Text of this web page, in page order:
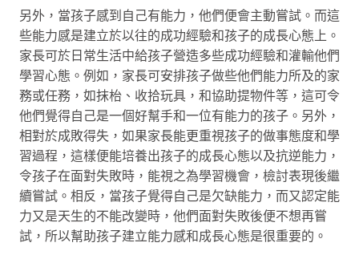
另外，當孩子感到自己有能力，他們便會主動嘗試。而這
些能力感是建立於以往的成功經驗和孩子的成長心態上。
家長可於日常生活中給孩子營造多些成功經驗和灌輸他們
學習心態。例如，家長可安排孩子做些他們能力所及的家
務或任務，如抹枱、收拾玩具，和協助提物件等，這可令
他們覺得自己是一個好幫手和一位有能力的孩子。另外，
相對於成敗得失，如果家長能更重視孩子的做事態度和學
習過程，這樣便能培養出孩子的成長心態以及抗逆能力，
令孩子在面對失敗時，能視之為學習機會，檢討表現後繼
續嘗試。相反，當孩子覺得自己是欠缺能力，而又認定能
力又是天生的不能改變時，他們面對失敗後便不想再嘗
試，所以幫助孩子建立能力感和成長心態是很重要的。